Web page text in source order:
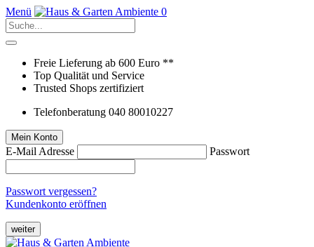
Menü 0
Freie Lieferung ab 600 Euro **
Top Qualität und Service
Trusted Shops zertifiziert
Telefonberatung 040 80010227
Mein Konto
E-Mail Adresse Passwort
Passwort vergessen?
Kundenkonto eröffnen
weiter